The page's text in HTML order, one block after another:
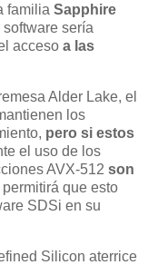
familia Sapphire
sería
acceso a las
Alder Lake, el
los
pero si estos
el uso de los
AVX-512 son
que esto
SDSi en su
Silicon aterrice